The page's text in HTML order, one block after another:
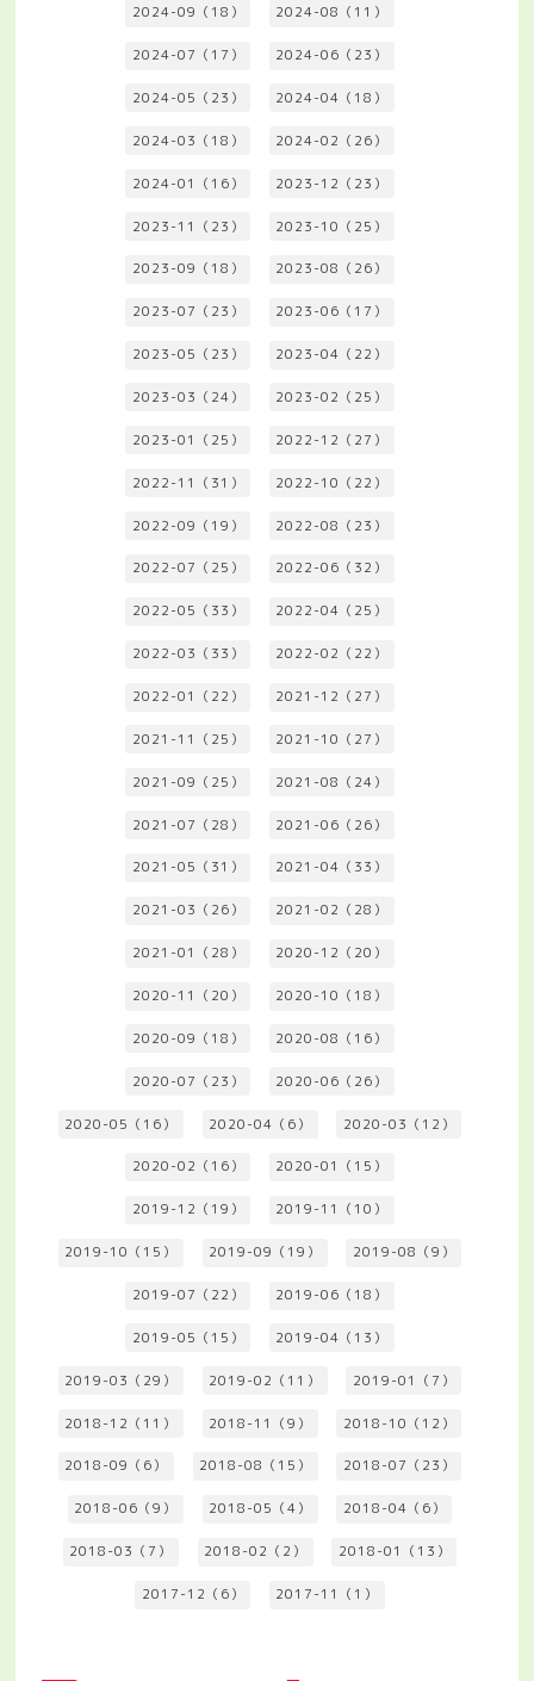
2024-09（18） 2024-08（11）
2024-07（17） 2024-06（23）
2024-05（23） 2024-04（18）
2024-03（18） 2024-02（26）
2024-01（16） 2023-12（23）
2023-11（23） 2023-10（25）
2023-09（18） 2023-08（26）
2023-07（23） 2023-06（17）
2023-05（23） 2023-04（22）
2023-03（24） 2023-02（25）
2023-01（25） 2022-12（27）
2022-11（31） 2022-10（22）
2022-09（19） 2022-08（23）
2022-07（25） 2022-06（32）
2022-05（33） 2022-04（25）
2022-03（33） 2022-02（22）
2022-01（22） 2021-12（27）
2021-11（25） 2021-10（27）
2021-09（25） 2021-08（24）
2021-07（28） 2021-06（26）
2021-05（31） 2021-04（33）
2021-03（26） 2021-02（28）
2021-01（28） 2020-12（20）
2020-11（20） 2020-10（18）
2020-09（18） 2020-08（16）
2020-07（23） 2020-06（26）
2020-05（16） 2020-04（6） 2020-03（12）
2020-02（16） 2020-01（15）
2019-12（19） 2019-11（10）
2019-10（15） 2019-09（19） 2019-08（9）
2019-07（22） 2019-06（18）
2019-05（15） 2019-04（13）
2019-03（29） 2019-02（11） 2019-01（7）
2018-12（11） 2018-11（9） 2018-10（12）
2018-09（6） 2018-08（15） 2018-07（23）
2018-06（9） 2018-05（4） 2018-04（6）
2018-03（7） 2018-02（2） 2018-01（13）
2017-12（6） 2017-11（1）